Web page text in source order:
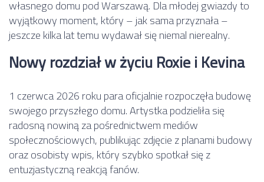
własnego domu pod Warszawą. Dla młodej gwiazdy to
wyjątkowy moment, który – jak sama przyznała –
jeszcze kilka lat temu wydawał się niemal nierealny.
Nowy rozdział w życiu Roxie i Kevina
1 czerwca 2026 roku para oficjalnie rozpoczęła budowę
swojego przyszłego domu. Artystka podzieliła się
radosną nowiną za pośrednictwem mediów
społecznościowych, publikując zdjęcie z planami budowy
oraz osobisty wpis, który szybko spotkał się z
entuzjastyczną reakcją fanów.